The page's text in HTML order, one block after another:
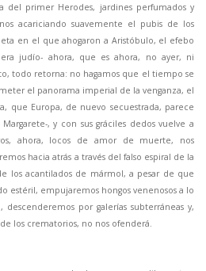
del primer Herodes, jardines perfumados y
acariciando suavemente el pubis de los
en el que ahogaron a Aristóbulo, el efebo
judío- ahora, que es ahora, no ayer, ni
todo retorna: no hagamos que el tiempo se
el panorama imperial de la venganza, el
que Europa, de nuevo secuestrada, parece
, y con sus gráciles dedos vuelve a
ahora, locos de amor de muerte, nos
hacia atrás a través del falso espiral de la
los acantilados de mármol, a pesar de que
estéril, empujaremos hongos venenosos a lo
por galerías subterráneas y,
los crematorios, no nos ofenderá.